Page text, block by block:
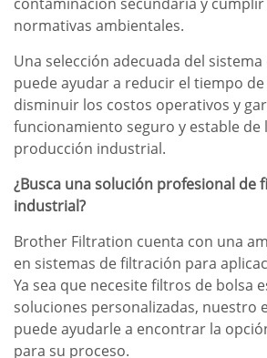
normativas ambientales.
Una selección adecuada del
puede ayudar a reducir el tiempo de
disminuir los costos operativos y
funcionamiento seguro y estable de
producción industrial.
¿Busca una solución profesional de
industrial?
Brother Filtration cuenta con una
en sistemas de filtración para
Ya sea que necesite filtros de bolsa
soluciones personalizadas, nuestro
puede ayudarle a encontrar la
para su proceso.